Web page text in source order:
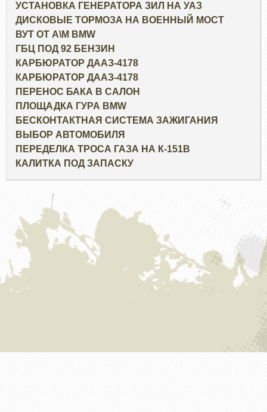
УСТАНОВКА ГЕНЕРАТОРА ЗИЛ НА УАЗ
ДИСКОВЫЕ ТОРМОЗА НА ВОЕННЫЙ МОСТ
ВУТ ОТ А\М BMW
ГБЦ ПОД 92 БЕНЗИН
КАРБЮРАТОР ДААЗ-4178
КАРБЮРАТОР ДААЗ-4178
ПЕРЕНОС БАКА В САЛОН
ПЛОЩАДКА ГУРА BMW
БЕСКОНТАКТНАЯ СИСТЕМА ЗАЖИГАНИЯ
ВЫБОР АВТОМОБИЛЯ
ПЕРЕДЕЛКА ТРОСА ГАЗА НА К-151В
КАЛИТКА ПОД ЗАПАСКУ